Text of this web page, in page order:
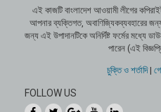
এই কাজটি বাংলাদেশ আওয়ামী লীগের
আপনার ব্যক্তিগত, অবাণিজ্যিকব্যবহারের
জন্য এই উপাদানটিকে অনির্দিষ্ট ফর্মের মধ্যে
পারেন (এই
চুক্তি ও শর্তাদি|
FOLLOW US